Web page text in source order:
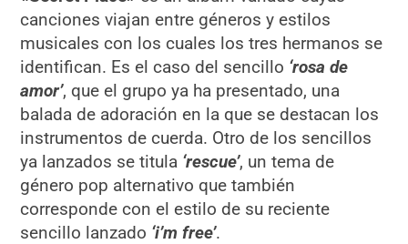
canciones viajan entre géneros y estilos
musicales con los cuales los tres hermanos se
identifican. Es el caso del sencillo ‘rosa de
amor’, que el grupo ya ha presentado, una
balada de adoración en la que se destacan los
instrumentos de cuerda. Otro de los sencillos
ya lanzados se titula ‘rescue’, un tema de
género pop alternativo que también
corresponde con el estilo de su reciente
sencillo lanzado ‘i’m free’.